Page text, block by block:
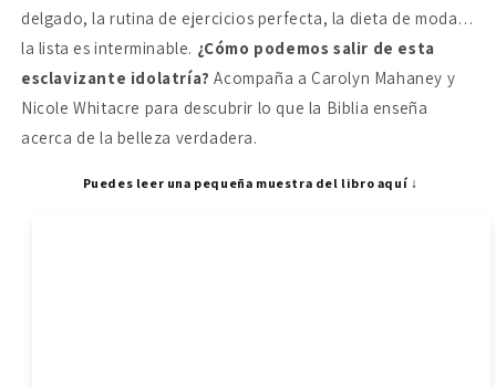
delgado, la rutina de ejercicios perfecta, la dieta de moda…
la lista es interminable. ¿Cómo podemos salir de esta
esclavizante idolatría? Acompaña a Carolyn Mahaney y
Nicole Whitacre para descubrir lo que la Biblia enseña
acerca de la belleza verdadera.
Puedes leer una pequeña muestra del libro aquí ↓